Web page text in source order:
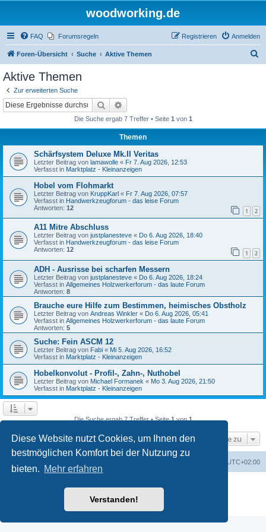
Diese Website nutzt Cookies, um Ihnen den
bestmöglichen Komfort bei der Nutzung zu
bieten. Mehr erfahren
Verstanden!
woodworking.de
FAQ Forumsregeln Anmelden
Registrieren
Foren-Übersicht Suche Aktive Themen
Aktive Themen
Zur erweiterten Suche
Suche
Die Suche ergab 7 Treffer • Seite 1 von 1
Themen
Schärfsystem Deluxe Mk.II Veritas
Letzter Beitrag von lamawolle « Fr 7. Aug 2026, 12:53
Verfasst in Marktplatz - Kleinanzeigen
Hobel vom Flohmarkt
Letzter Beitrag von KruppKarl « Fr 7. Aug 2026, 07:57
Verfasst in Handwerkzeugforum - das leise Forum
Antworten: 12 1 2
A11 Mitre Abschluss
Letzter Beitrag von justplanesteve « Do 6. Aug 2026, 18:40
Verfasst in Handwerkzeugforum - das leise Forum
Antworten: 12 1 2
ADH - Ausrisse bei scharfen Messern
Letzter Beitrag von justplanesteve « Do 6. Aug 2026, 18:24
Verfasst in Allgemeines Holzwerkerforum - das laute Forum
Antworten: 8
Brauche eure Hilfe zum Bestimmen, heimisches Obstholz
Letzter Beitrag von Andreas Winkler « Do 6. Aug 2026, 05:41
Verfasst in Allgemeines Holzwerkerforum - das laute Forum
Antworten: 5
Suche: Fein ASCM 12
Letzter Beitrag von Fabi « Mi 5. Aug 2026, 16:52
Verfasst in Marktplatz - Kleinanzeigen
Hobelkonvolut - Profil-, Zahn-, Nuthobel
Letzter Beitrag von Michael Formanek « Mo 3. Aug 2026, 21:50
Verfasst in Marktplatz - Kleinanzeigen
Die Suche ergab 7 Treffer • Seite1von1
Gehe zu
UTC+02:00
Datenschutz|Nutzungsbedingungen